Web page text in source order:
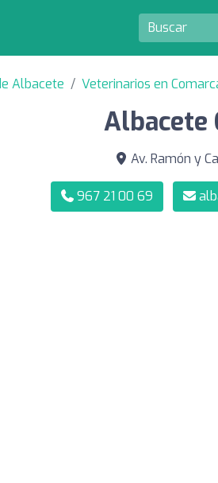
Albacete Veterinarios en
Albacete
Av. Ramón y
967 21 00 69